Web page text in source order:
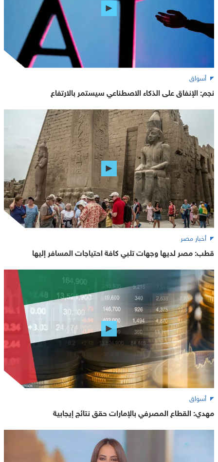
أسواق
نجم: الإنفاق على الذكاء الاصطناعي سيستمر بالارتفاع
أخبار مصر
قطب: مصر لديها وجهات تلبي كافة احتياجات المسافر إليها
أسواق
مهدي: القطاع المصرفي بالإمارات حقق نتائج إيجابية